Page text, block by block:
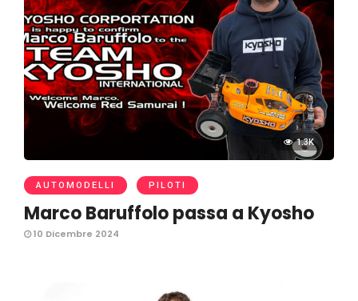
1.3K
AUTOMODELLI PILOTI
Marco Baruffolo passa a Kyosho
10 Dicembre 2024